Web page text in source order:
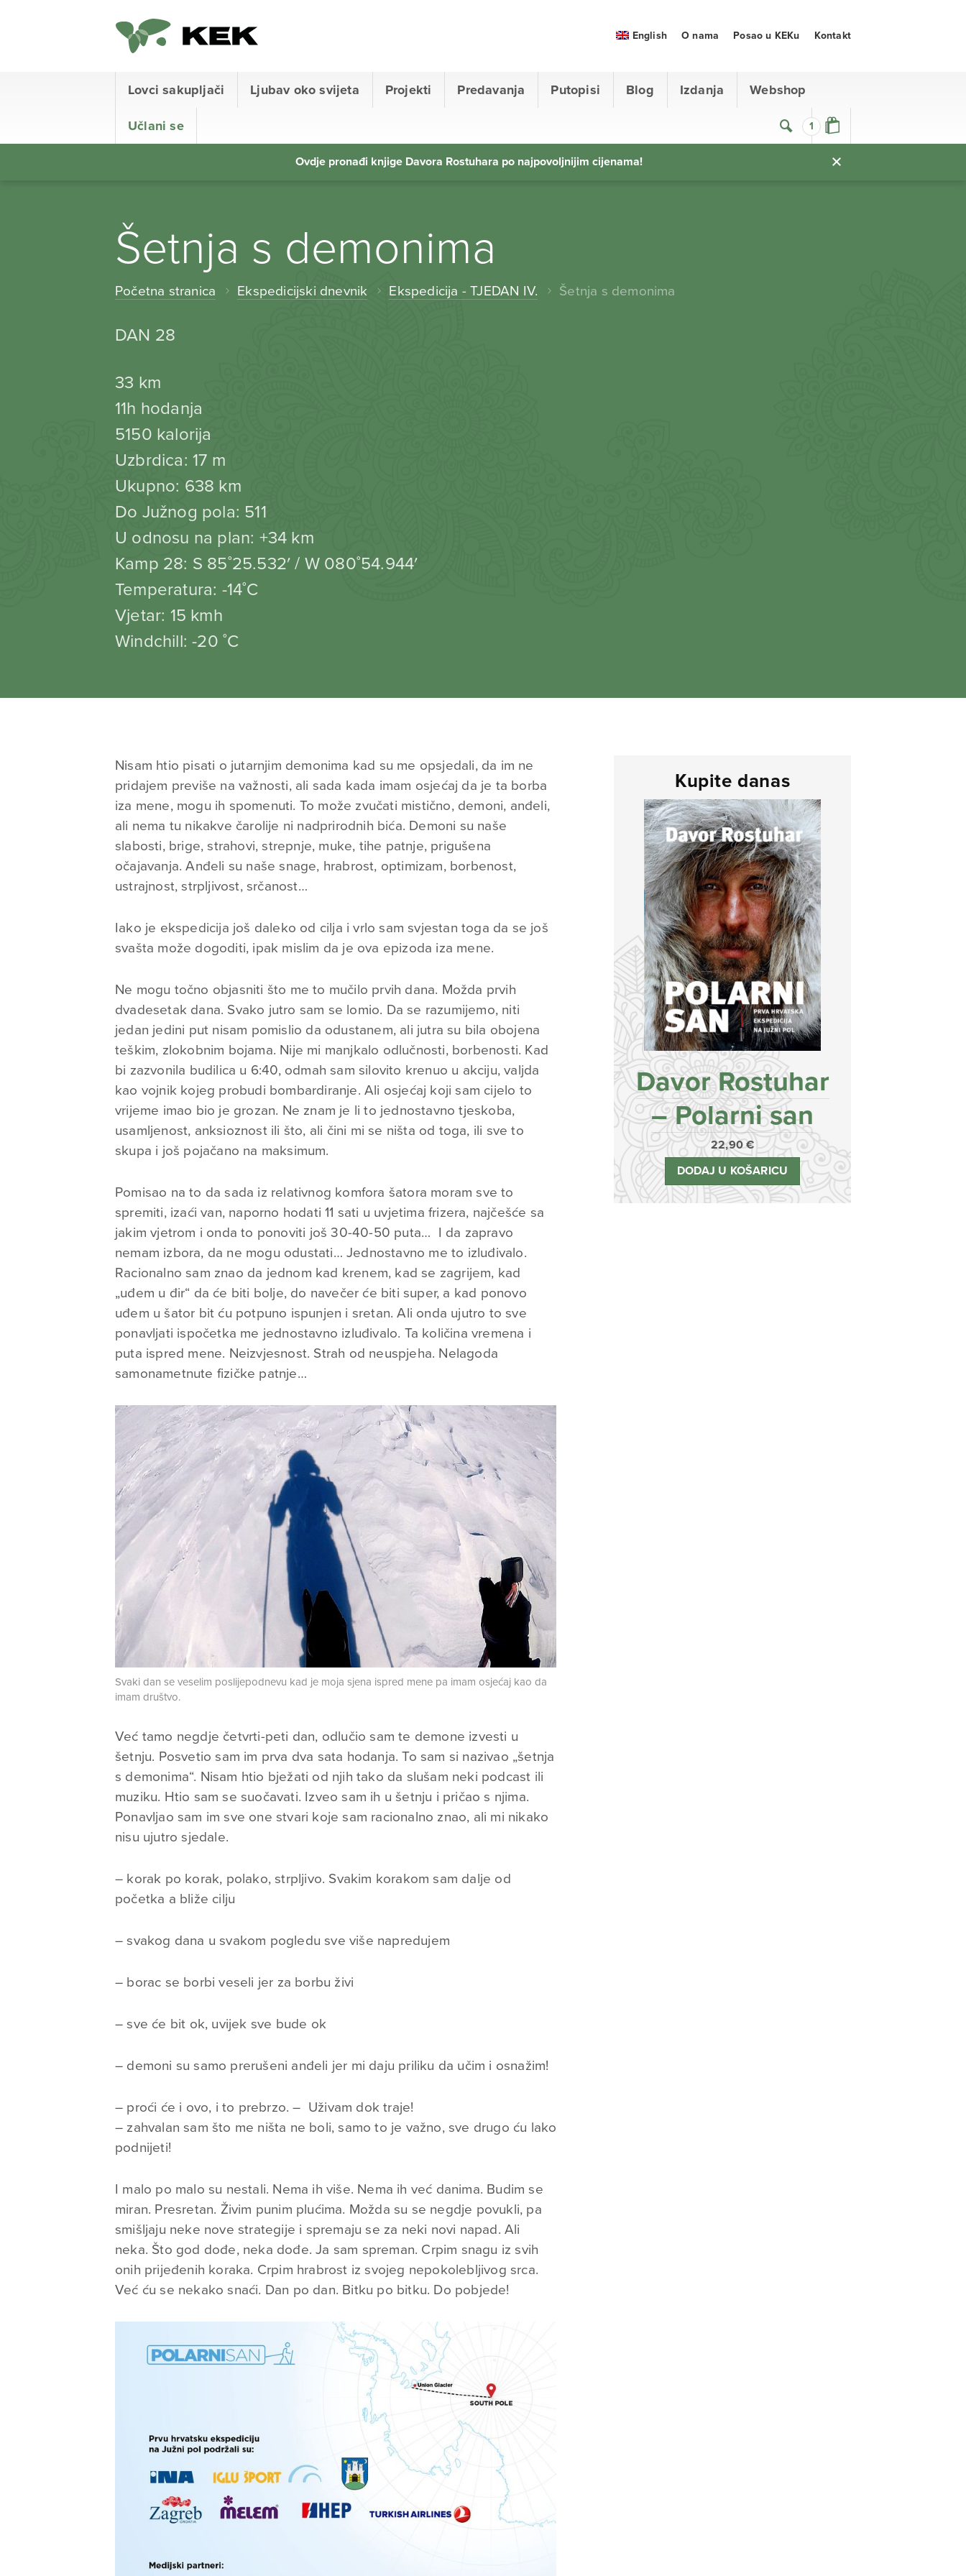
1
Lovci sakupljači Ljubav oko svijeta Projekti Predavanja Putopisi Blog Izdanja Webshop
Učlani se
English O nama Posao u KEKu Kontakt
Ovdje pronađi knjige Davora Rostuhara po najpovoljnijim cijenama!
Šetnja s demonima
Početna stranica Ekspedicijski dnevnik Ekspedicija - TJEDAN IV. Šetnja s demonima
DAN 28
33 km
11h hodanja
5150 kalorija
Uzbrdica: 17 m
Ukupno: 638 km
Do Južnog pola: 511
U odnosu na plan: +34 km
Kamp 28: S 85˚25.532′ / W 080˚54.944′
Temperatura: -14˚C
Vjetar: 15 kmh
Windchill: -20 ˚C
Nisam htio pisati o jutarnjim demonima kad su me opsjedali, da im ne
pridajem previše na važnosti, ali sada kada imam osjećaj da je ta borba
iza mene, mogu ih spomenuti. To može zvučati mistično, demoni, anđeli,
ali nema tu nikakve čarolije ni nadprirodnih bića. Demoni su naše
slabosti, brige, strahovi, strepnje, muke, tihe patnje, prigušena
očajavanja. Anđeli su naše snage, hrabrost, optimizam, borbenost,
ustrajnost, strpljivost, srčanost…
Iako je ekspedicija još daleko od cilja i vrlo sam svjestan toga da se još
svašta može dogoditi, ipak mislim da je ova epizoda iza mene.
Ne mogu točno objasniti što me to mučilo prvih dana. Možda prvih
dvadesetak dana. Svako jutro sam se lomio. Da se razumijemo, niti
jedan jedini put nisam pomislio da odustanem, ali jutra su bila obojena
teškim, zlokobnim bojama. Nije mi manjkalo odlučnosti, borbenosti. Kad
bi zazvonila budilica u 6:40, odmah sam silovito krenuo u akciju, valjda
kao vojnik kojeg probudi bombardiranje. Ali osjećaj koji sam cijelo to
vrijeme imao bio je grozan. Ne znam je li to jednostavno tjeskoba,
usamljenost, anksioznost ili što, ali čini mi se ništa od toga, ili sve to
skupa i još pojačano na maksimum.
Pomisao na to da sada iz relativnog komfora šatora moram sve to
spremiti, izaći van, naporno hodati 11 sati u uvjetima frizera, najčešće sa
jakim vjetrom i onda to ponoviti još 30-40-50 puta… I da zapravo
nemam izbora, da ne mogu odustati… Jednostavno me to izluđivalo.
Racionalno sam znao da jednom kad krenem, kad se zagrijem, kad
„uđem u đir“ da će biti bolje, do navečer će biti super, a kad ponovo
uđem u šator bit ću potpuno ispunjen i sretan. Ali onda ujutro to sve
ponavljati ispočetka me jednostavno izluđivalo. Ta količina vremena i
puta ispred mene. Neizvjesnost. Strah od neuspjeha. Nelagoda
samonametnute fizičke patnje…
Svaki dan se veselim poslijepodnevu kad je moja sjena ispred mene pa imam osjećaj kao da
imam društvo.
Već tamo negdje četvrti-peti dan, odlučio sam te demone izvesti u
šetnju. Posvetio sam im prva dva sata hodanja. To sam si nazivao „šetnja
s demonima“. Nisam htio bježati od njih tako da slušam neki podcast ili
muziku. Htio sam se suočavati. Izveo sam ih u šetnju i pričao s njima.
Ponavljao sam im sve one stvari koje sam racionalno znao, ali mi nikako
nisu ujutro sjedale.
– korak po korak, polako, strpljivo. Svakim korakom sam dalje od
početka a bliže cilju
– svakog dana u svakom pogledu sve više napredujem
– borac se borbi veseli jer za borbu živi
– sve će bit ok, uvijek sve bude ok
– demoni su samo prerušeni anđeli jer mi daju priliku da učim i osnažim!
– proći će i ovo, i to prebrzo. – Uživam dok traje!
– zahvalan sam što me ništa ne boli, samo to je važno, sve drugo ću lako
podnijeti!
I malo po malo su nestali. Nema ih više. Nema ih već danima. Budim se
miran. Presretan. Živim punim plućima. Možda su se negdje povukli, pa
smišljaju neke nove strategije i spremaju se za neki novi napad. Ali
neka. Što god dođe, neka dođe. Ja sam spreman. Crpim snagu iz svih
onih prijeđenih koraka. Crpim hrabrost iz svojeg nepokolebljivog srca.
Već ću se nekako snaći. Dan po dan. Bitku po bitku. Do pobjede!
Kupite danas
Davor Rostuhar
– Polarni san
22,90€
DODAJ U KOŠARICU